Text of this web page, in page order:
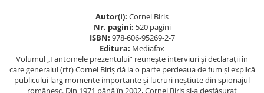
Spiritualitate/Ezoterism
Sport
Autor(i): Cornel Biris
Nr. pagini: 520 pagini
ISBN: 978-606-95269-2-7
Editura: Mediafax
Volumul „Fantomele prezentului” reunește interviuri și declarații în
care generalul (rtr) Cornel Biriș dă la o parte perdeaua de fum și explică
publicului larg momente importante și lucruri neștiute din spionajul
românesc. Din 1971 până în 2002, Cornel Biriș și-a desfășurat